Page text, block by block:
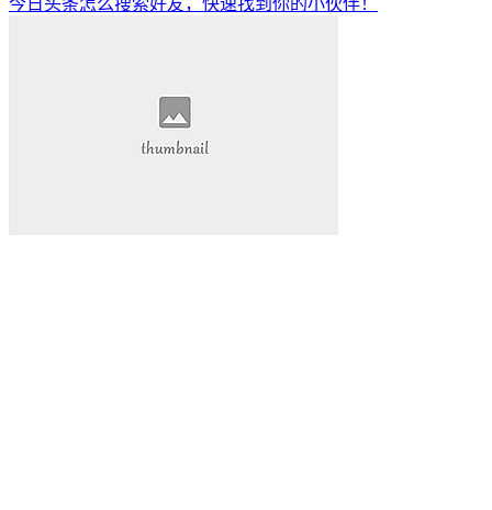
今日头条怎么搜索好友，快速找到你的小伙伴！